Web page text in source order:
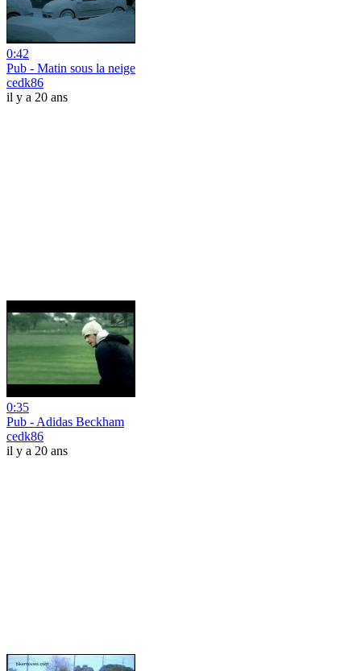
0:42
Pub - Matin sous la neige
cedk86
il y a 20 ans
0:35
Pub - Adidas Beckham
cedk86
il y a 20 ans